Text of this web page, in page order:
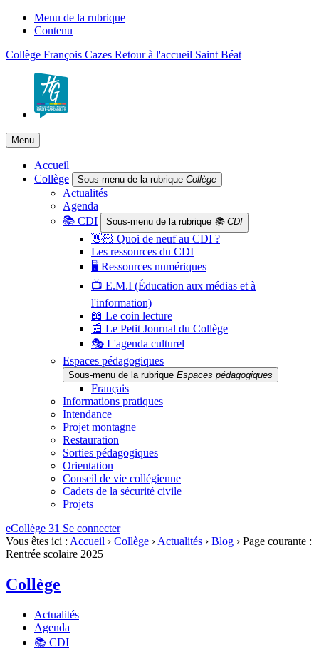
Menu de la rubrique
Contenu
Collège François Cazes Retour à l'accueil Saint Béat
Menu
Accueil
Collège
Sous-menu de la rubrique Collège
Actualités
Agenda
📚 CDI
Sous-menu de la rubrique 📚 CDI
👋🏻 Quoi de neuf au CDI ?
Les ressources du CDI
🖥️ Ressources numériques
📺 E.M.I (Éducation aux médias et à
l'information)
📖 Le coin lecture
📰 Le Petit Journal du Collège
🎭 L'agenda culturel
Espaces pédagogiques
Sous-menu de la rubrique Espaces pédagogiques
Français
Informations pratiques
Intendance
Projet montagne
Restauration
Sorties pédagogiques
Orientation
Conseil de vie collégienne
Cadets de la sécurité civile
Projets
eCollège 31 Se connecter
Vous êtes ici : Accueil › Collège › Actualités › Blog › Page courante :
Rentrée scolaire 2025
Collège
Actualités
Agenda
📚 CDI